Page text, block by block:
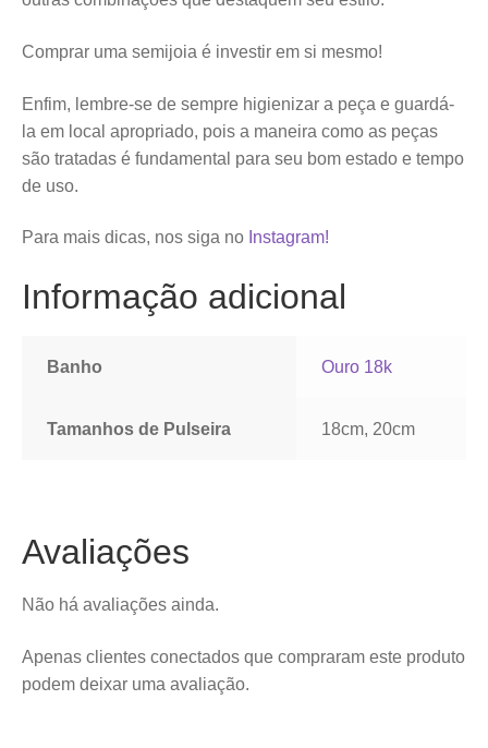
Comprar uma semijoia é investir em si mesmo!
Enfim, lembre-se de sempre higienizar a peça e guardá-
la em local apropriado, pois a maneira como as peças
são tratadas é fundamental para seu bom estado e tempo
de uso.
Para mais dicas, nos siga no Instagram!
Informação adicional
Banho Ouro 18k
Tamanhos de Pulseira 18cm, 20cm
Avaliações
Não há avaliações ainda.
Apenas clientes conectados que compraram este produto
podem deixar uma avaliação.